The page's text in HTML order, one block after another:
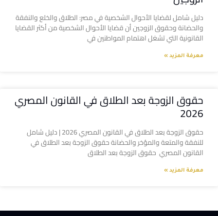
دليل شامل لقضايا الأحوال الشخصية في مصر: الطلاق والخلع والنفقة
والحضانة وحقوق الزوجين أن قضايا الأحوال الشخصية من أكثر القضايا
القانونية التي تشغل اهتمام المواطنين في
معرفة المزيد »
حقوق الزوجة بعد الطلاق في القانون المصري
2026
حقوق الزوجة بعد الطلاق في القانون المصري 2026 | دليل شامل
للنفقة والمتعة والمؤخر والحضانة حقوق الزوجة بعد الطلاق في
القانون المصري حقوق الزوجة بعد الطلاق
معرفة المزيد »